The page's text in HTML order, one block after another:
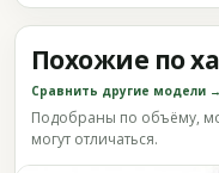
Похожие по
Сравнить другие модели →
Подобраны по объёму,
могут отличаться.